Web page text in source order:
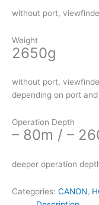
without port,
Weight
2650g
without port,
depending on port
Operation Depth
– 80m / –
deeper operation
Categories: CANON,